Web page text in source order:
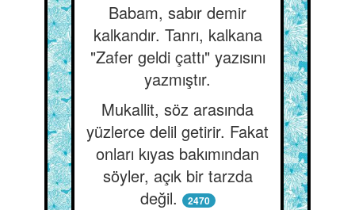
Babam, sabır demir
kalkandır. Tanrı, kalkana
"Zafer geldi çattı" yazısını
yazmıştır.
Mukallit, söz arasında
yüzlerce delil getirir. Fakat
onları kıyas bakımından
söyler, açık bir tarzda
değil.
2470